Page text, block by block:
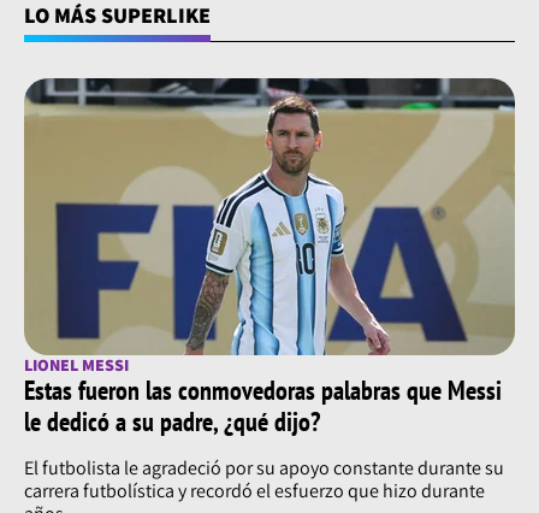
LO MÁS SUPERLIKE
LIONEL MESSI
Estas fueron las conmovedoras palabras que Messi
le dedicó a su padre, ¿qué dijo?
El futbolista le agradeció por su apoyo constante durante su
carrera futbolística y recordó el esfuerzo que hizo durante